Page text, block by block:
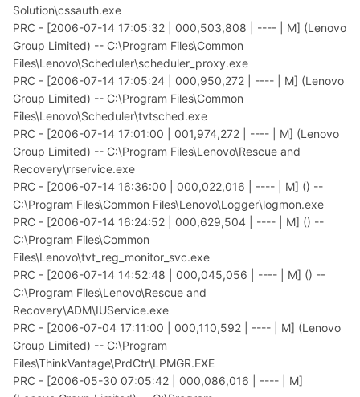
Solution\cssauth.exe
PRC - [2006-07-14 17:05:32 | 000,503,808 | ---- | M] (Lenovo
Group Limited) -- C:\Program Files\Common
Files\Lenovo\Scheduler\scheduler_proxy.exe
PRC - [2006-07-14 17:05:24 | 000,950,272 | ---- | M] (Lenovo
Group Limited) -- C:\Program Files\Common
Files\Lenovo\Scheduler\tvtsched.exe
PRC - [2006-07-14 17:01:00 | 001,974,272 | ---- | M] (Lenovo
Group Limited) -- C:\Program Files\Lenovo\Rescue and
Recovery\rrservice.exe
PRC - [2006-07-14 16:36:00 | 000,022,016 | ---- | M] () --
C:\Program Files\Common Files\Lenovo\Logger\logmon.exe
PRC - [2006-07-14 16:24:52 | 000,629,504 | ---- | M] () --
C:\Program Files\Common
Files\Lenovo\tvt_reg_monitor_svc.exe
PRC - [2006-07-14 14:52:48 | 000,045,056 | ---- | M] () --
C:\Program Files\Lenovo\Rescue and
Recovery\ADM\IUService.exe
PRC - [2006-07-04 17:11:00 | 000,110,592 | ---- | M] (Lenovo
Group Limited) -- C:\Program
Files\ThinkVantage\PrdCtr\LPMGR.EXE
PRC - [2006-05-30 07:05:42 | 000,086,016 | ---- | M]